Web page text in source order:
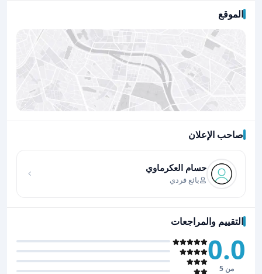
الموقع
صاحب الإعلان
حسام العكرماوي
بائع فردي
التقييم والمراجعات
0.0
من 5